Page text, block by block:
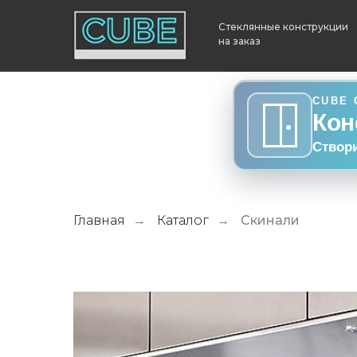
CUBE
Стеклянные конструкции
на заказ
Главная → Каталог → Скинали